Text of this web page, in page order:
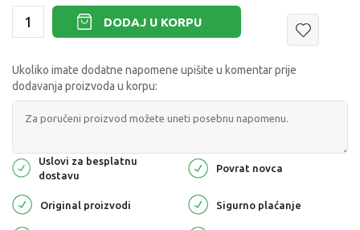
DODAJ U KORPU
Ukoliko imate dodatne napomene upišite u komentar prije
dodavanja proizvoda u korpu:
Uslovi za besplatnu
dostavu
Povrat novca
Original proizvodi Sigurno plaćanje